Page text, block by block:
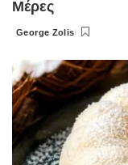
Μέρες
Posted
George Zolis